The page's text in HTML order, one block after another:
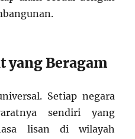
yang Beragam
Setiap negara
sendiri yang
lisan di wilayah